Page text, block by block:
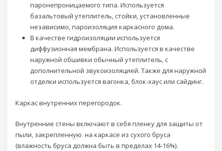
паронепроницаемого типа. Используется
базальтовый утеплитель, стойки, установленные
независимо, пароизоляция каркасного дома.
В качестве гидроизоляции используется
диффузионная мембрана. Используется в качестве
наружной обшивки обычный утеплитель, с
дополнительной звукоизоляцией. Также для наружной
отделки используется вагонка, блок-хаус или сайдинг.
Каркас внутренних перегородок.
Внутренние стены включают в себя пленку для защиты от
пыли, закрепленную на каркасе из сухого бруса
(влажность бруса должна быть в пределах 14-16%).